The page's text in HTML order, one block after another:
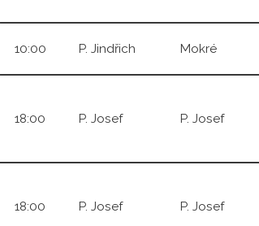
10:00 P. Jindřich Mokré
18:00 P. Josef P. Josef
18:00 P. Josef P. Josef